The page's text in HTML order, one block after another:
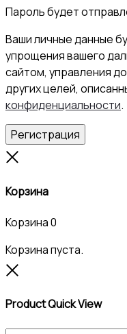
Пароль будет
Ваши личные данные
упрощения вашего
сайтом, управления
других целей,
конфиденциальности.
Регистрация
Корзина
Корзина0
Корзина пуста.
Product Quick View